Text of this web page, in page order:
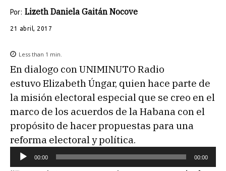
Por: Lizeth Daniela Gaitán Nocove
21 abril, 2017
Less than 1 min.
En dialogo con UNIMINUTO Radio
estuvo Elizabeth Úngar, quien hace parte de
la misión electoral especial que se creo en el
marco de los acuerdos de la Habana con el
propósito de hacer propuestas para una
reforma electoral y política.
e
00:00 00:00